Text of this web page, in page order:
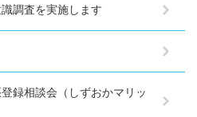
調査を実施します
録相談会（しずおかマリッ